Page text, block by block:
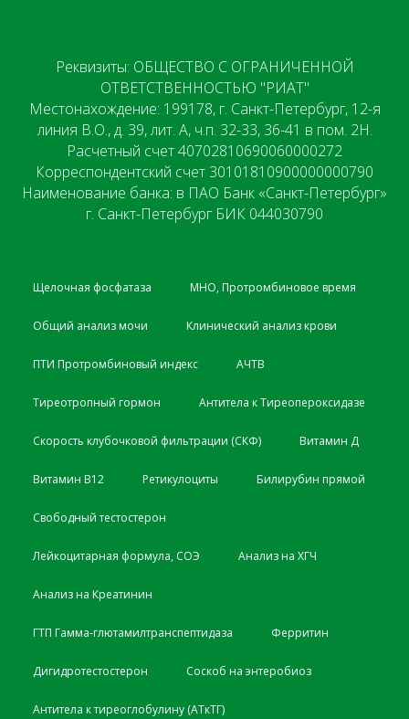
Реквизиты: ОБЩЕСТВО С ОГРАНИЧЕННОЙ
ОТВЕТСТВЕННОСТЬЮ "РИАТ"
Местонахождение: 199178, г. Санкт-Петербург, 12-я
линия В.О., д. 39, лит. А, ч.п. 32-33, 36-41 в пом. 2Н.
Расчетный счет 40702810690060000272
Корреспондентский счет 30101810900000000790
Наименование банка: в ПАО Банк «Санкт-Петербург»
г. Санкт-Петербург БИК 044030790
Щелочная фосфатаза МНО, Протромбиновое время
Общий анализ мочи Клинический анализ крови
ПТИ Протромбиновый индекс АЧТВ
Тиреотропный гормон Антитела к Тиреопероксидазе
Скорость клубочковой фильтрации (СКФ) Витамин Д
Витамин B12 Ретикулоциты Билирубин прямой
Свободный тестостерон
Лейкоцитарная формула, СОЭ Анализ на ХГЧ
Анализ на Креатинин
ГТП Гамма-глютамилтранспептидаза Ферритин
Дигидротестостерон Соскоб на энтеробиоз
Антитела к тиреоглобулину (АТкТГ)